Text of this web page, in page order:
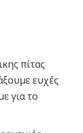
πίτας
ευχές
για το